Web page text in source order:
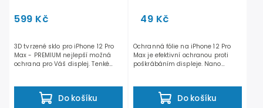
599 Kč
Do košíku
3D tvrzené sklo pro iPhone 12 Pro
Max - PREMIUM nejlepší možná
ochrana pro Váš displej. Tenké
49 Kč
Do košíku
Ochranná fólie na iPhone 12 Pro
Max je efektivní ochranou proti
poškrábáním displeje. Nano